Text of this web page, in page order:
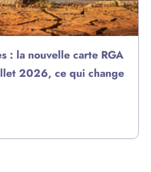
: la nouvelle carte RGA
2026, ce qui change